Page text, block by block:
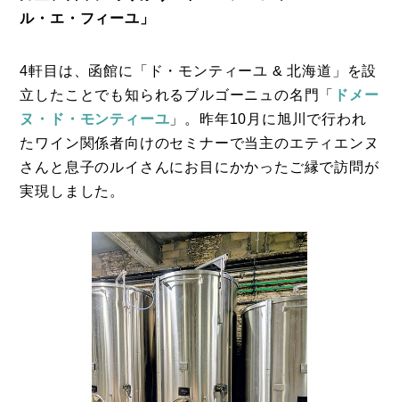
ル・エ・フィーユ」
4軒目は、函館に「ド・モンティーユ & 北海道」を設
立したことでも知られるブルゴーニュの名門「
ドメー
ヌ・ド・モンティーユ 」。昨年10月に旭川で行われ
たワイン関係者向けのセミナーで当主のエティエンヌ
さんと息子のルイさんにお目にかかったご縁で訪問が
実現しました。